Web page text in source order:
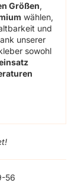
Größen,
wählen,
und
unserer
sowohl
56